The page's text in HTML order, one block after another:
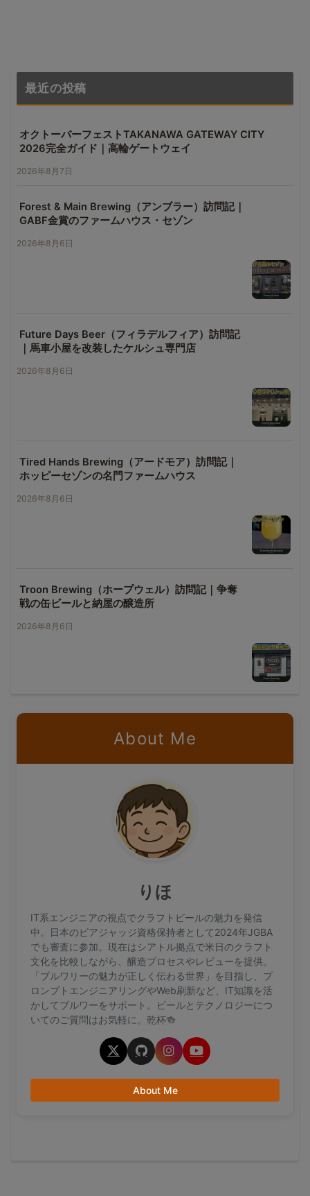
最近の投稿
オクトーバーフェストTAKANAWA GATEWAY CITY
2026完全ガイド｜高輪ゲートウェイ
2026年8月7日
Forest & Main Brewing（アンブラー）訪問記｜
GABF金賞のファームハウス・セゾン
2026年8月6日
Future Days Beer（フィラデルフィア）訪問記
｜馬車小屋を改装したケルシュ専門店
2026年8月6日
Tired Hands Brewing（アードモア）訪問記｜
ホッピーセゾンの名門ファームハウス
2026年8月6日
Troon Brewing（ホープウェル）訪問記｜争奪
戦の缶ビールと納屋の醸造所
2026年8月6日
About Me
りほ
IT系エンジニアの視点でクラフトビールの魅力を発信
中。日本のビアジャッジ資格保持者として2024年JGBA
でも審査に参加。現在はシアトル拠点で米日のクラフト
文化を比較しながら、醸造プロセスやレビューを提供。
「ブルワリーの魅力が正しく伝わる世界」を目指し、プ
ロンプトエンジニアリングやWeb刷新など、IT知識を活
かしてブルワーをサポート。ビールとテクノロジーにつ
いてのご質問はお気軽に。乾杯🍻
About Me